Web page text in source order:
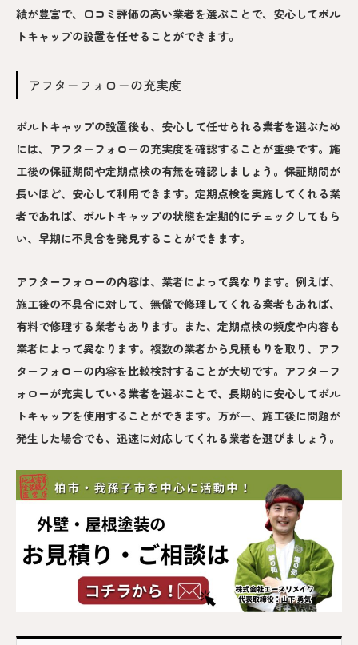
績が豊富で、口コミ評価の高い業者を選ぶことで、安心してボル
トキャップの設置を任せることができます。
アフターフォローの充実度
ボルトキャップの設置後も、安心して任せられる業者を選ぶため
には、アフターフォローの充実度を確認することが重要です。施
工後の保証期間や定期点検の有無を確認しましょう。保証期間が
長いほど、安心して利用できます。定期点検を実施してくれる業
者であれば、ボルトキャップの状態を定期的にチェックしてもら
い、早期に不具合を発見することができます。
アフターフォローの内容は、業者によって異なります。例えば、
施工後の不具合に対して、無償で修理してくれる業者もあれば、
有料で修理する業者もあります。また、定期点検の頻度や内容も
業者によって異なります。複数の業者から見積もりを取り、アフ
ターフォローの内容を比較検討することが大切です。アフターフ
ォローが充実している業者を選ぶことで、長期的に安心してボル
トキャップを使用することができます。万が一、施工後に問題が
発生した場合でも、迅速に対応してくれる業者を選びましょう。